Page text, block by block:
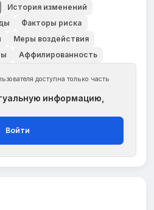
История изменений
Факторы риска
Меры воздействия
Аффилированность
доступна только часть
информацию,
Войти